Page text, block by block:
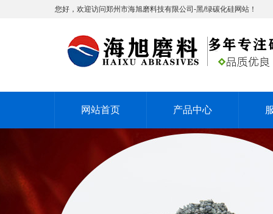
您好，欢迎访问郑州市海旭磨料技有限公司-黑/绿碳化硅网站！
网站首页 产品中心